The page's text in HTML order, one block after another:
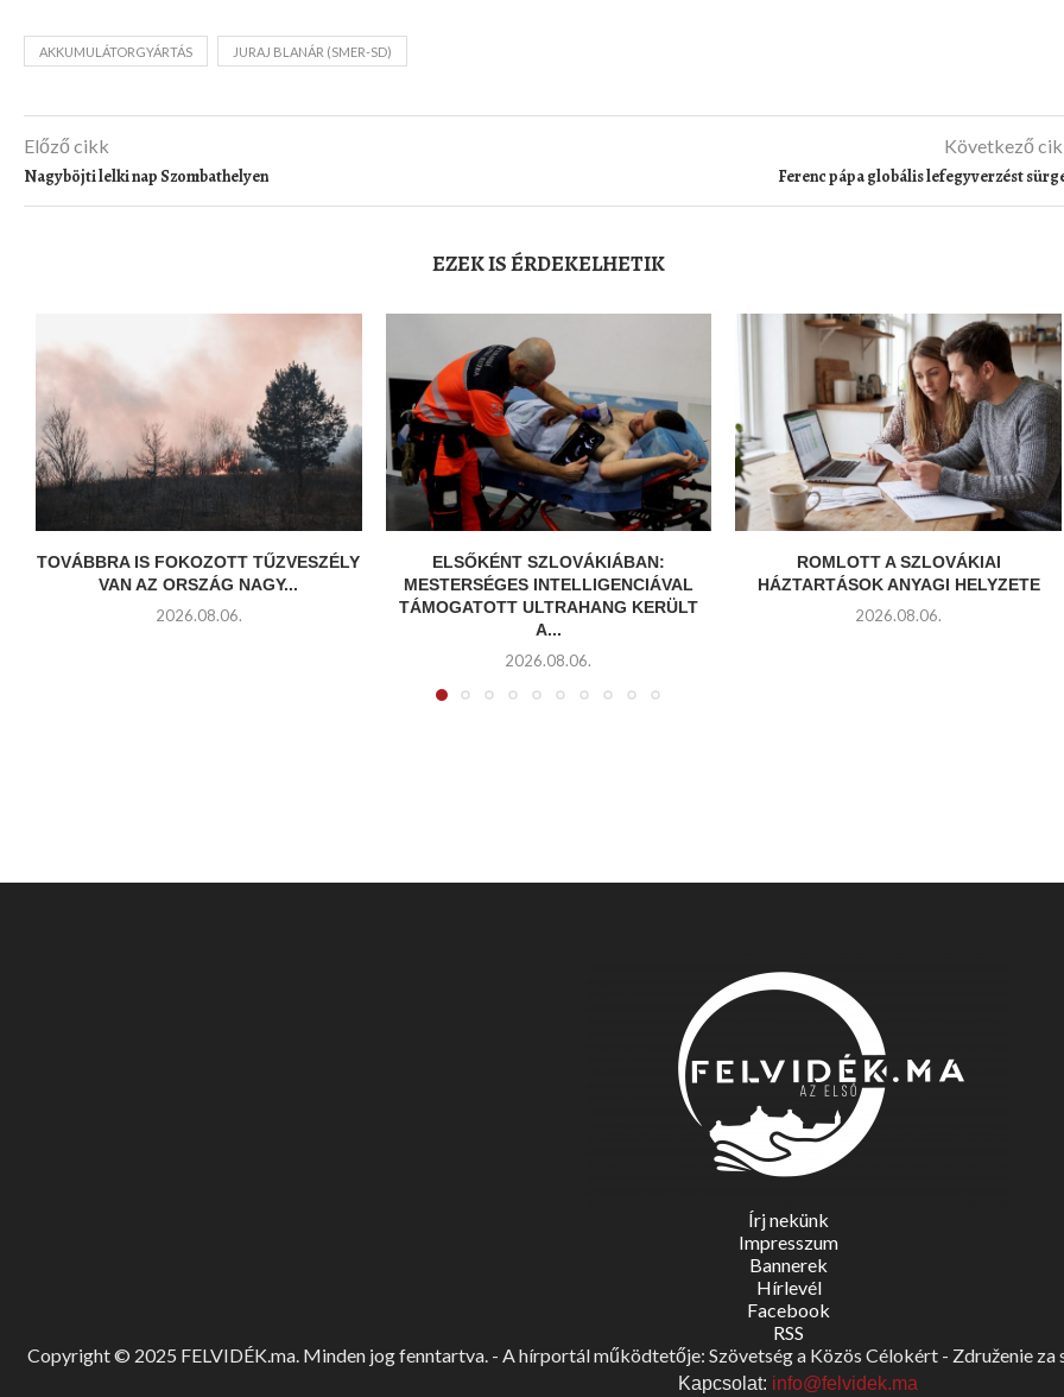
AKKUMULÁTORGYÁRTÁS JURAJ BLANÁR (SMER-SD)
Előző cikk
Nagyböjti lelki nap Szombathelyen
Következő
Ferenc pápa globális lefegyverzést
EZEK IS ÉRDEKELHETIK
TOVÁBBRA IS FOKOZOTT TŰZVESZÉLY
VAN AZ ORSZÁG NAGY...
2026.08.06.
ELSŐKÉNT SZLOVÁKIÁBAN:
MESTERSÉGES INTELLIGENCIÁVAL
TÁMOGATOTT ULTRAHANG KERÜLT
A...
2026.08.06.
ROMLOTT A SZLOVÁKIAI
HÁZTARTÁSOK ANYAGI HELYZETE
2026.08.06.
Írj nekünk
Impresszum
Bannerek
Hírlevél
Facebook
RSS
Copyright © 2025 FELVIDÉK.ma. Minden jog fenntartva. - A hírportál működtetője: Szövetség a Közös Célokért - Združenie za
Kapcsolat: info@felvidek.ma